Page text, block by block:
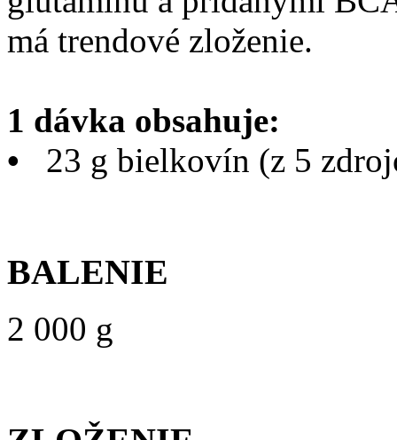
má trendové zloženie.
1 dávka obsahuje:
• 23 g bielkovín (z 5
BALENIE
2 000 g